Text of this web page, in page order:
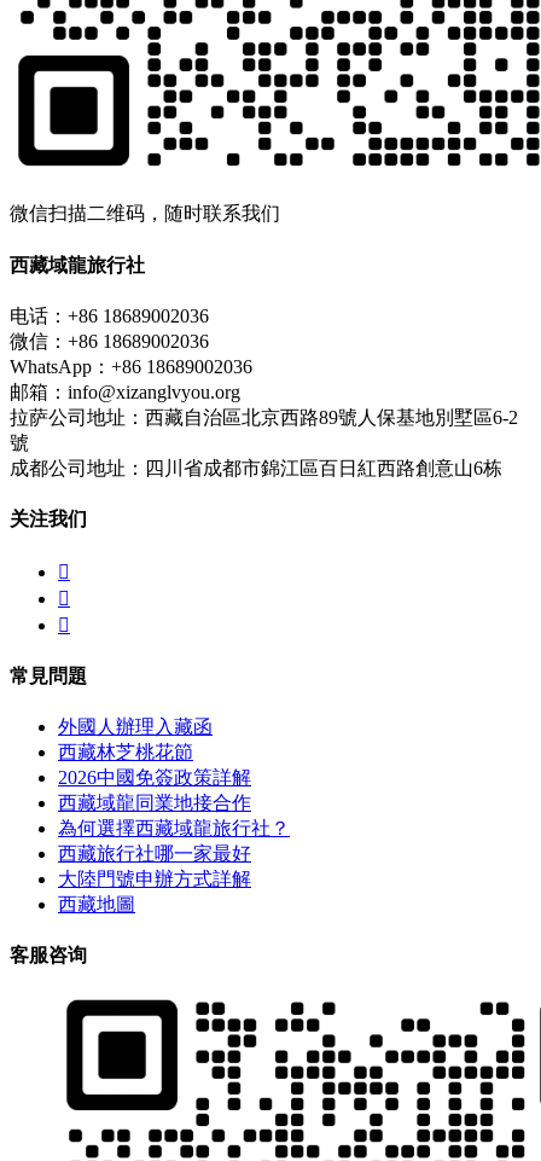
微信扫描二维码，随时联系我们
西藏域龍旅行社
电话：+86 18689002036
微信：+86 18689002036
WhatsApp：+86 18689002036
邮箱：info@xizanglvyou.org
拉萨公司地址：西藏自治區北京西路89號人保基地別墅區6-2
號
成都公司地址：四川省成都市錦江區百日紅西路創意山6栋
关注我们



常見問題
外國人辦理入藏函
西藏林芝桃花節
2026中國免簽政策詳解
西藏域龍同業地接合作
為何選擇西藏域龍旅行社？
西藏旅行社哪一家最好
大陸門號申辦方式詳解
西藏地圖
客服咨询